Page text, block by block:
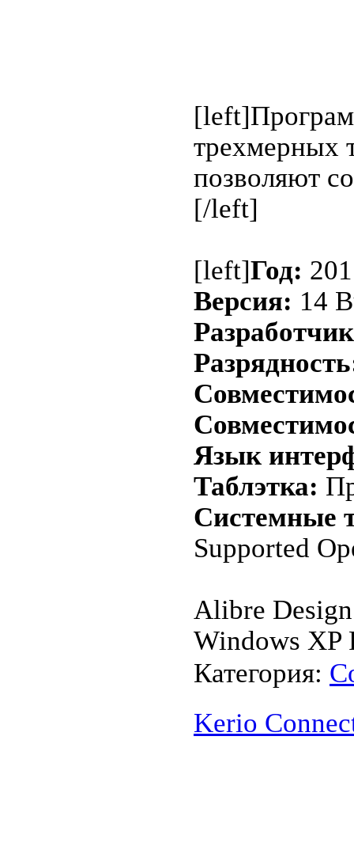
трехмерных
позволяют
[/left]
[left]Год:
Версия: 14
Язык
Таблэтка:
Системные
Supported
Alibre
Windows XP
Категория:
Kerio